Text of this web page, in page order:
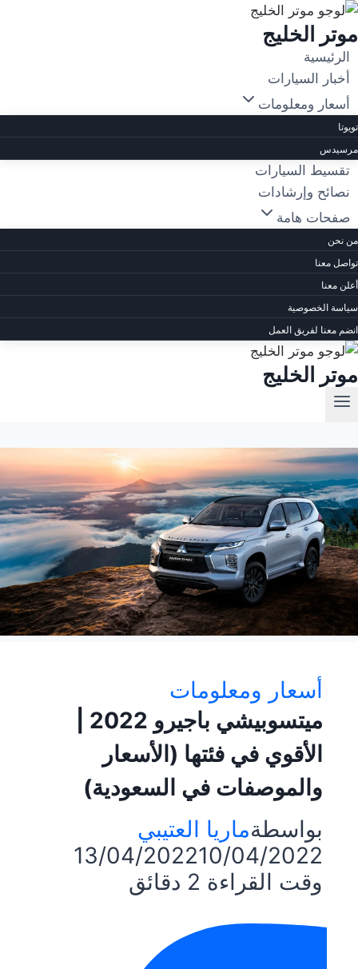
التجاوز
إلى
المحتوى
موتر الخليج
الرئيسية
أخبار السيارات
أسعار ومعلومات
تويوتا
مرسيدس
تقسيط السيارات
نصائح وإرشادات
صفحات هامة
من نحن
تواصل معنا
أعلن معنا
سياسة الخصوصية
انضم معنا لفريق العمل
موتر الخليج
أسعار ومعلومات
الأقوي في فئتها (الأسعار
والموصفات في السعودية)
بواسطةماريا العتيبي
13/04/202210/04/2022
وقت القراءة
دقائق